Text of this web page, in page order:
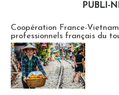
PUBLI-
Coopération France-
professionnels français du